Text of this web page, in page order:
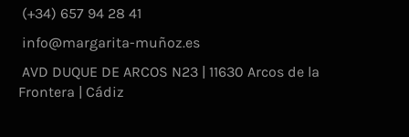
(+34) 657 94 28 41
info@margarita-muñoz.es
AVD DUQUE DE ARCOS N23 | 11630 Arcos de la
Frontera | Cádiz